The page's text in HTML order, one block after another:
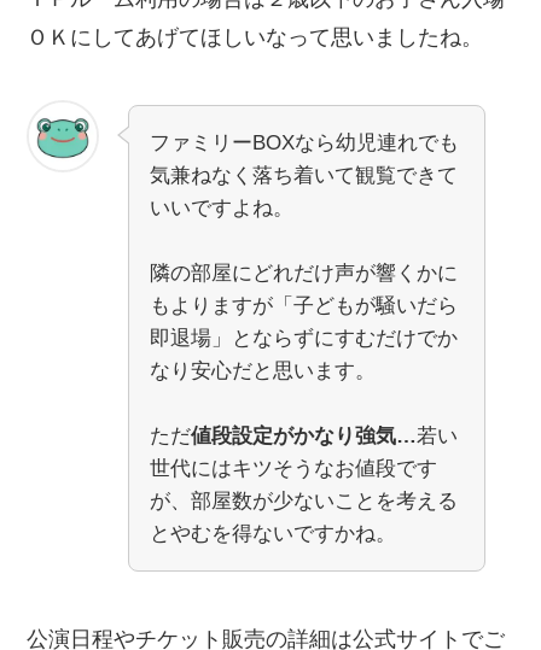
ＯＫにしてあげてほしいなって思いましたね。
ファミリーBOXなら幼児連れでも
気兼ねなく落ち着いて観覧できて
いいですよね。
隣の部屋にどれだけ声が響くかに
もよりますが「子どもが騒いだら
即退場」とならずにすむだけでか
なり安心だと思います。
ただ値段設定がかなり強気…若い
世代にはキツそうなお値段です
が、部屋数が少ないことを考える
とやむを得ないですかね。
公演日程やチケット販売の詳細は公式サイトでご